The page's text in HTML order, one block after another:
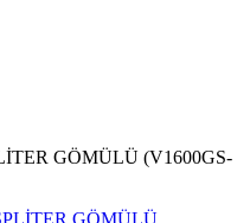
GÖMÜLÜ (V1600GS-